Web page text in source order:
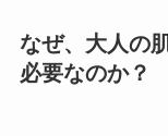
なぜ、大人の
必要なのか？